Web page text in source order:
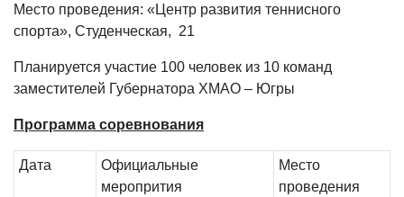
Место проведения: «Центр развития теннисного
спорта», Студенческая, 21
Планируется участие 100 человек из 10 команд
заместителей Губернатора ХМАО – Югры
Программа соревнования
Дата
Официальные
меропрития
Место
проведения